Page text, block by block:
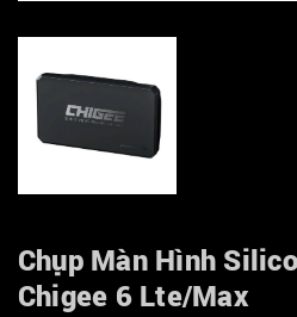
Chụp Màn Hình
Chigee 6 Lte/Max